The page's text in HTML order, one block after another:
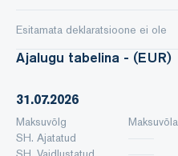
Esitamata deklaratsioone ei ole
Ajalugu tabelina - (EUR)
31.07.2026
Maksuvõlg
SH. Ajatatud